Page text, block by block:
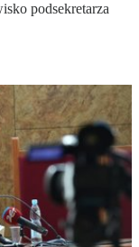
podsekretarza